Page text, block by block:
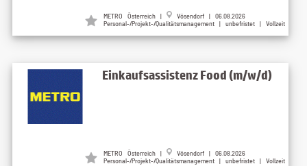
METRO Österreich |
Vösendorf | 06.08.2026
Personal-/Projekt-/Qualitätsmanagement | unbefristet | Vollzeit
Einkaufsassistenz Food (m/w/d)
METRO Österreich |
Vösendorf | 06.08.2026
Personal-/Projekt-/Qualitätsmanagement | unbefristet | Vollzeit